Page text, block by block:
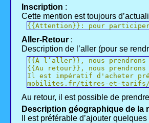
Inscription :
Cette mention est toujours
{{Attention}}: pour
Aller-Retour :
Description de l’aller (pour se
{{À l’aller}}, nous
{{Au retour}}, nous
Il est impératif d'acheter
mobilites.fr/titres-et-tarifs/
Au retour, il est possible de
Description géographique de la
Il est préférable d’ajouter